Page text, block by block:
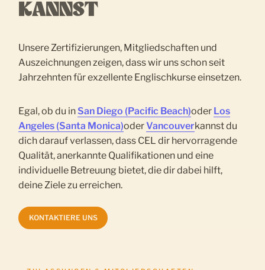
KANNST
Unsere Zertifizierungen, Mitgliedschaften und
Auszeichnungen zeigen, dass wir uns schon seit
Jahrzehnten für exzellente Englischkurse einsetzen.
Egal, ob du in San Diego (Pacific Beach)oder Los
Angeles (Santa Monica)oderVancouverkannst du
dich darauf verlassen, dass CEL dir hervorragende
Qualität, anerkannte Qualifikationen und eine
individuelle Betreuung bietet, die dir dabei hilft,
deine Ziele zu erreichen.
KONTAKTIERE UNS